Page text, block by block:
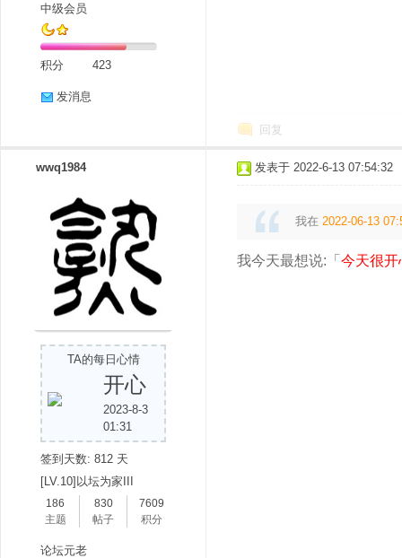
中级会员
积分 423
发消息
回复
wwq1984
TA的每日心情
开心
2023-8-3
01:31
签到天数: 812 天
[LV.10]以坛为家III
186
主题
830
帖子
7609
积分
论坛元老
发表于 2022-6-13 07:54:32
我在 2022-06-13
我今天最想说:「 今天很开